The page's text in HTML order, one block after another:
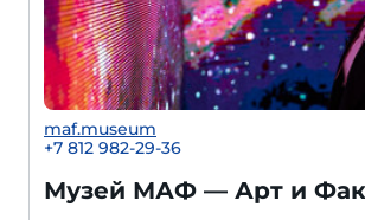
maf.museum
+7 812 982-29-36
Музей МАФ — Арт и